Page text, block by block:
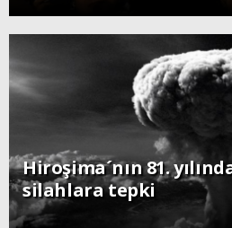
Hiroşima´nın 81.
silahlara tepki